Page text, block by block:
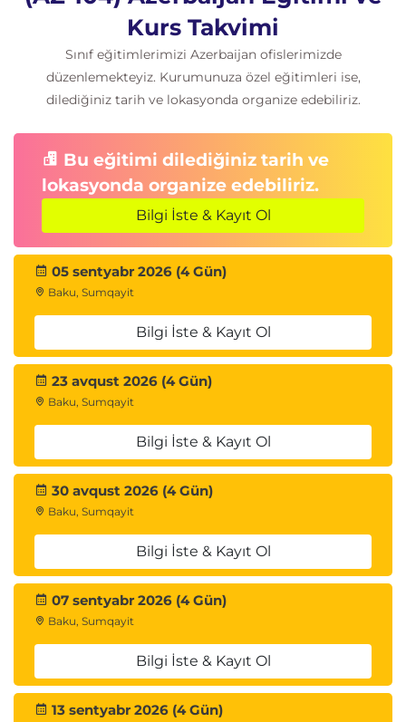
DNS Zones
Private DNS
Custom Domains
Network Connectivity
VNet Peering
VPN Gateway
Hub and Spoke Architecture
Routing
Private Link
Service Endpoints
7. Azure Load Balancing ve Uygulama
Ağ Geçitleri
Azure Load Balancer
Public Load Balancer
Backend Pools
Health Probes
Load Balancing Rules
Azure Application Gateway
Application Gateway
Routing Rules
Listeners
8. Azure Storage Yönetimi
Azure Storage Administration
Kurs Takvimi
Sınıf eğitimlerimizi Azerbaijan ofislerimizde
düzenlemekteyiz. Kurumunuza özel eğitimleri ise,
dilediğiniz tarih ve lokasyonda organize edebiliriz.
Bu eğitimi dilediğiniz tarih ve
lokasyonda organize edebiliriz.
Bilgi İste & Kayıt Ol
05 sentyabr 2026 (4 Gün)
Baku, Sumqayit
Bilgi İste & Kayıt Ol
23 avqust 2026 (4 Gün)
Baku, Sumqayit
Bilgi İste & Kayıt Ol
30 avqust 2026 (4 Gün)
Baku, Sumqayit
Bilgi İste & Kayıt Ol
07 sentyabr 2026 (4 Gün)
Baku, Sumqayit
Bilgi İste & Kayıt Ol
13 sentyabr 2026 (4 Gün)